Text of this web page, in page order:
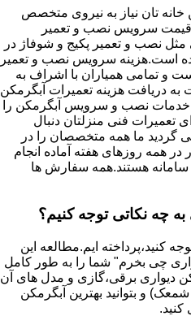
خانه تان نیاز به نیروی متخصص
سرویس نصب و تعمیر
مثل نصب و تعمیر پکیج و شوفاژ در
است.هزینه سرویس نصب و تعمیر
و تمامی همیاران با اشراف به
به دریافت هزینه تعمیرات آبگرمکن
خدمات نصب و سرویس آبگرمکن را
تعمیرات فنی منزلتان دنبال
ما همه متخصصان را در
در همه روزهای هفته آماده انجام
هستند.همه سفارش ها
چه نکاتی توجه کنیم؟
کنید،پرداخته ایم.مطالعه این
چی بخرم" شما را به طور کامل
دیواری برقی،گازی و مدل های آن
و بتوانید بهترین آبگرمکن
کنید.